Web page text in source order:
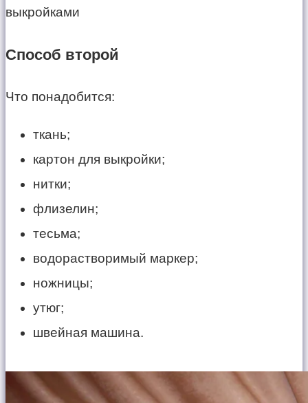
Способ второй
Что понадобится:
ткань;
картон для выкройки;
нитки;
флизелин;
тесьма;
водорастворимый маркер;
ножницы;
утюг;
швейная машина.